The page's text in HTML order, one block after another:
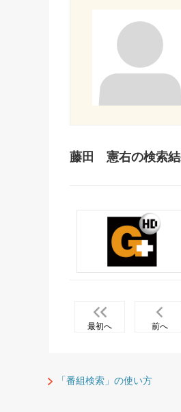
藤田 憲右の検索
最初へ 前へ
「番組検索」の使い方